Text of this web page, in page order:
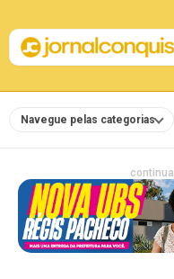
Navegue pelas categorias